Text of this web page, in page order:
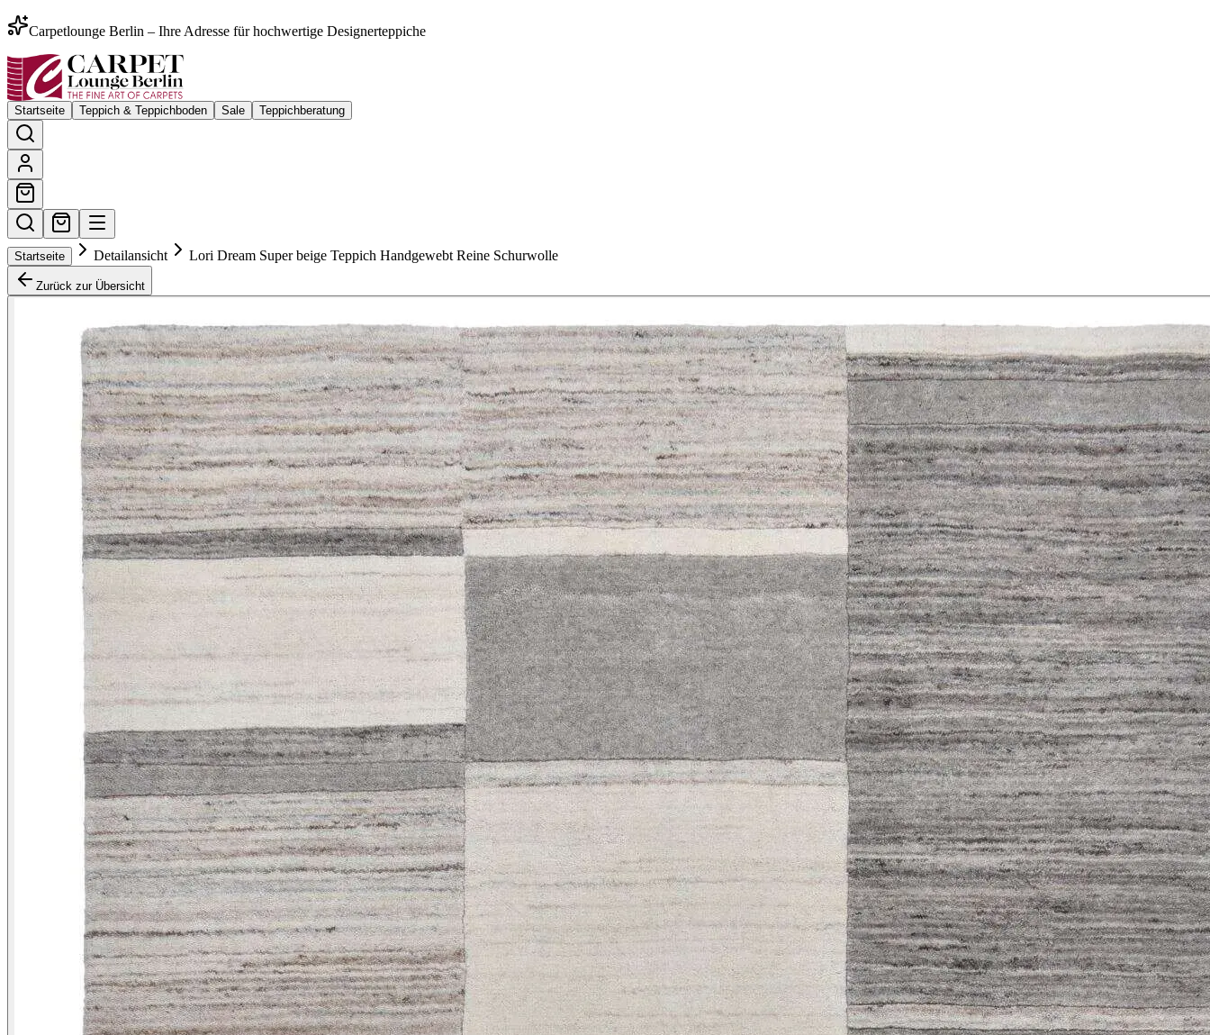
Carpetlounge Berlin – Ihre Adresse für hochwertige Designerteppiche
Startseite Teppich & Teppichboden Sale Teppichberatung
Startseite Detailansicht Lori Dream Super beige Teppich Handgewebt Reine Schurwolle
Zurück zur Übersicht